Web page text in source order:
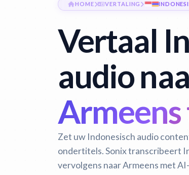
HOME VERTALING
Vertaal
audio
Zet uw Indonesisch audio
ondertitels. Sonix transcribeert
vervolgens naar Armeens met